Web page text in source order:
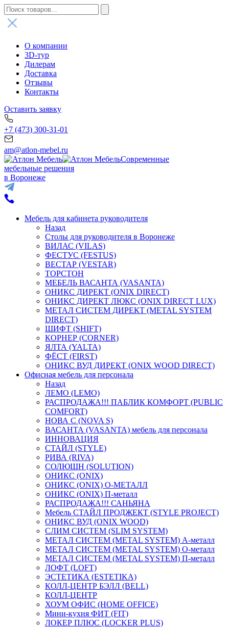
О компании
3D-тур
Дилерам
Доставка
Отзывы
Контакты
Оставить заявку
+7 (473) 300-31-01
am@atlon-mebel.ru
Современные
мебельные решения
в Воронеже
Мебель для кабинета руководителя
Назад
Столы для руководителя в Воронеже
ВИЛАС (VILAS)
ФЕСТУС (FESTUS)
ВЕСТАР (VESTAR)
ТОРСТОН
МЕБЕЛЬ ВАСАНТА (VASANTA)
ОНИКС ДИРЕКТ (ONIX DIRECT)
ОНИКС ДИРЕКТ ЛЮКС (ONIX DIRECT LUX)
МЕТАЛ СИСТЕМ ДИРЕКТ (METAL SYSTEM
DIRECT)
ШИФТ (SHIFT)
КОРНЕР (CORNER)
ЯЛТА (YALTA)
ФЁСТ (FIRST)
ОНИКС ВУД ДИРЕКТ (ONIX WOOD DIRECT)
Офисная мебель для персонала
Назад
ЛЕМО (LEMO)
РАСПРОДАЖА!!! ПАБЛИК КОМФОРТ (PUBLIC
COMFORT)
НОВА С (NOVA S)
ВАСАНТА (VASANTA) мебель для персонала
ИННОВАЦИЯ
СТАЙЛ (STYLE)
РИВА (RIVA)
СОЛЮШН (SOLUTION)
ОНИКС (ONIX)
ОНИКС (ONIX) O-МЕТАЛЛ
ОНИКС (ONIX) П-металл
РАСПРОДАЖА!!! САНЬЯНА
Мебель СТАЙЛ ПРОДЖЕКТ (STYLE PROJECT)
ОНИКС ВУД (ONIX WOOD)
СЛИМ СИСТЕМ (SLIM SYSTEM)
МЕТАЛ СИСТЕМ (METAL SYSTEM) А-металл
МЕТАЛ СИСТЕМ (METAL SYSTEM) О-металл
МЕТАЛ СИСТЕМ (METAL SYSTEM) П-металл
ЛОФТ (LOFT)
ЭСТЕТИКА (ESTETIKA)
КОЛЛ-ЦЕНТР БЭЛЛ (BELL)
КОЛЛ-ЦЕНТР
ХОУМ ОФИС (HOME OFFICE)
Мини-кухня ФИТ (FIT)
ЛОКЕР ПЛЮС (LOCKER PLUS)